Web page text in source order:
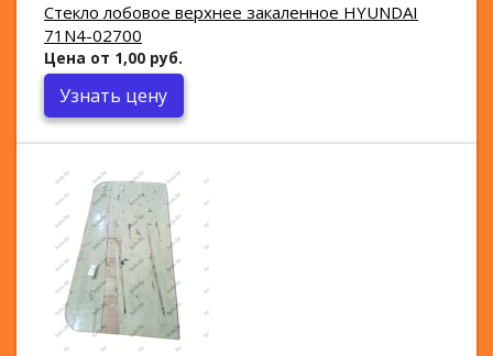
Стекло лобовое верхнее закаленное HYUNDAI
71N4-02700
Цена от 1,00 руб.
Узнать цену